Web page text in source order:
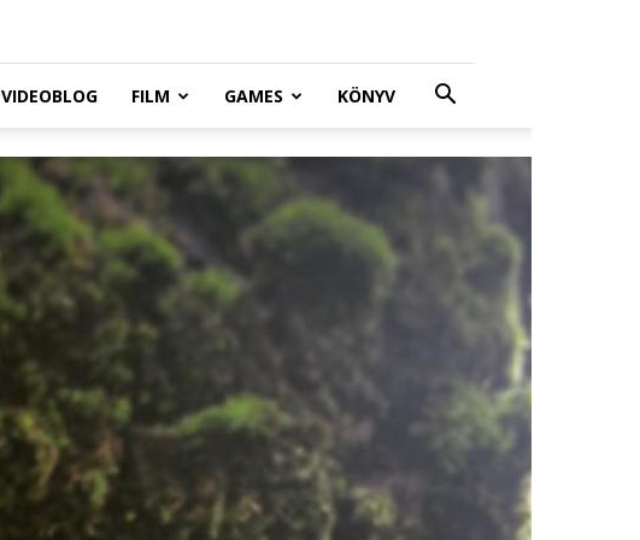
VIDEOBLOG FILM GAMES KÖNYV